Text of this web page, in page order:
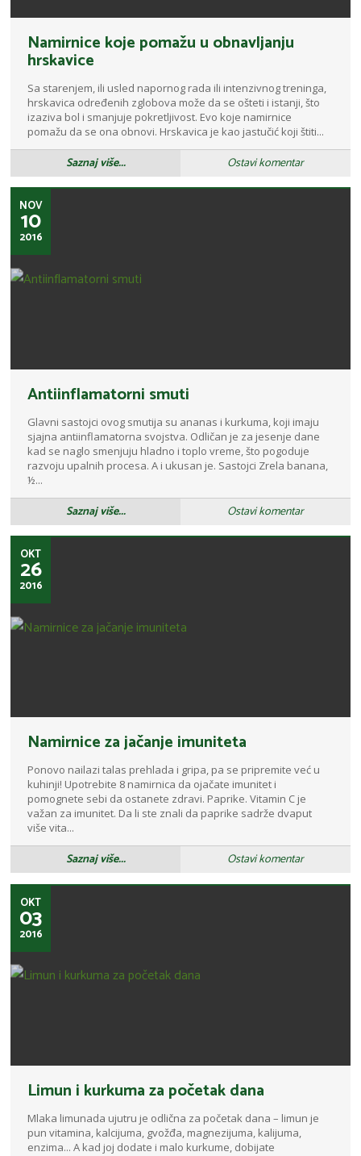
Namirnice koje pomažu u obnavljanju
hrskavice
Sa starenjem, ili usled napornog rada ili intenzivnog treninga,
hrskavica određenih zglobova može da se ošteti i istanji, što
izaziva bol i smanjuje pokretljivost. Evo koje namirnice
pomažu da se ona obnovi. Hrskavica je kao jastučić koji štiti...
Saznaj više... Ostavi komentar
NOV
10
2016
Antiinflamatorni smuti
Glavni sastojci ovog smutija su ananas i kurkuma, koji imaju
sjajna antiinflamatorna svojstva. Odličan je za jesenje dane
kad se naglo smenjuju hladno i toplo vreme, što pogoduje
razvoju upalnih procesa. A i ukusan je. Sastojci Zrela banana,
½...
Saznaj više... Ostavi komentar
OKT
26
2016
Namirnice za jačanje imuniteta
Ponovo nailazi talas prehlada i gripa, pa se pripremite već u
kuhinji! Upotrebite 8 namirnica da ojačate imunitet i
pomognete sebi da ostanete zdravi. Paprike. Vitamin C je
važan za imunitet. Da li ste znali da paprike sadrže dvaput
više vita...
Saznaj više... Ostavi komentar
OKT
03
2016
Limun i kurkuma za početak dana
Mlaka limunada ujutru je odlična za početak dana – limun je
pun vitamina, kalcijuma, gvožđa, magnezijuma, kalijuma,
enzima... A kad joj dodate i malo kurkume, dobijate